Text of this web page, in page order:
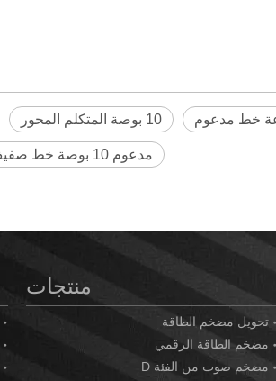
10 بوصة المتكلم المحور خط مدعوم
مدعوم 10 بوصة خط صفيف
منتجات
تحويل مضخم الطاقة
مضخم الطاقة الرقمي
مضخم صوت من الفئة D